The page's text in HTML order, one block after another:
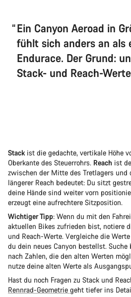
Ein Canyon Aeroad in
fühlt sich anders an als
Endurace. Der Grund:
Stack- und Reach-
Stackist die gedachte, vertikale Höhe
Oberkante des Steuerrohrs. Reach ist
zwischen der Mitte des Tretlagers und
längerer Reach bedeutet: Du sitzt
deine Hände sind weiter vorn
erzeugt eine aufrechtere Sitzposition.
Wichtiger Tipp: Wenn du mit den
aktuellen Bikes zufrieden bist, notiere
und Reach-Werte. Vergleiche die
du dein neues Canyon bestellst. Suche
nach Zahlen, die den alten Werten
nutze deine alten Werte als
Hast du noch Fragen zu Stack und
Rennrad-Geometrie geht tiefer ins